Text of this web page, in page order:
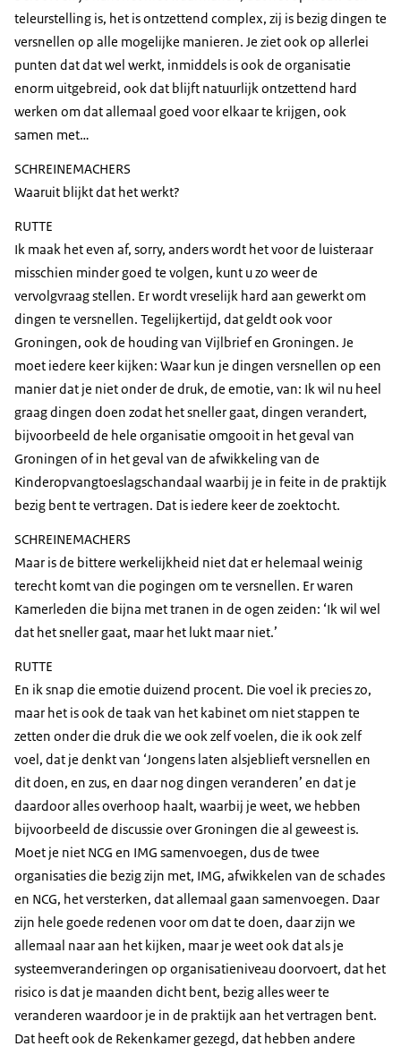
teleurstelling is, het is ontzettend complex, zij is bezig dingen te
versnellen op alle mogelijke manieren. Je ziet ook op allerlei
punten dat dat wel werkt, inmiddels is ook de organisatie
enorm uitgebreid, ook dat blijft natuurlijk ontzettend hard
werken om dat allemaal goed voor elkaar te krijgen, ook
samen met…
SCHREINEMACHERS
Waaruit blijkt dat het werkt?
RUTTE
Ik maak het even af, sorry, anders wordt het voor de luisteraar
misschien minder goed te volgen, kunt u zo weer de
vervolgvraag stellen. Er wordt vreselijk hard aan gewerkt om
dingen te versnellen. Tegelijkertijd, dat geldt ook voor
Groningen, ook de houding van Vijlbrief en Groningen. Je
moet iedere keer kijken: Waar kun je dingen versnellen op een
manier dat je niet onder de druk, de emotie, van: Ik wil nu heel
graag dingen doen zodat het sneller gaat, dingen verandert,
bijvoorbeeld de hele organisatie omgooit in het geval van
Groningen of in het geval van de afwikkeling van de
Kinderopvangtoeslagschandaal waarbij je in feite in de praktijk
bezig bent te vertragen. Dat is iedere keer de zoektocht.
SCHREINEMACHERS
Maar is de bittere werkelijkheid niet dat er helemaal weinig
terecht komt van die pogingen om te versnellen. Er waren
Kamerleden die bijna met tranen in de ogen zeiden: ‘Ik wil wel
dat het sneller gaat, maar het lukt maar niet.’
RUTTE
En ik snap die emotie duizend procent. Die voel ik precies zo,
maar het is ook de taak van het kabinet om niet stappen te
zetten onder die druk die we ook zelf voelen, die ik ook zelf
voel, dat je denkt van ‘Jongens laten alsjeblieft versnellen en
dit doen, en zus, en daar nog dingen veranderen’ en dat je
daardoor alles overhoop haalt, waarbij je weet, we hebben
bijvoorbeeld de discussie over Groningen die al geweest is.
Moet je niet NCG en IMG samenvoegen, dus de twee
organisaties die bezig zijn met, IMG, afwikkelen van de schades
en NCG, het versterken, dat allemaal gaan samenvoegen. Daar
zijn hele goede redenen voor om dat te doen, daar zijn we
allemaal naar aan het kijken, maar je weet ook dat als je
systeemveranderingen op organisatieniveau doorvoert, dat het
risico is dat je maanden dicht bent, bezig alles weer te
veranderen waardoor je in de praktijk aan het vertragen bent.
Dat heeft ook de Rekenkamer gezegd, dat hebben andere